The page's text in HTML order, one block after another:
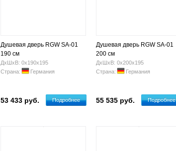
Душевая дверь RGW SA-01
190 см
ДхШхВ: 0х190х195
Страна:
Германия
53 433 руб. Подробнее
Душевая дверь RGW SA-01
200 см
ДхШхВ: 0х200х195
Страна:
Германия
55 535 руб. Подробнее